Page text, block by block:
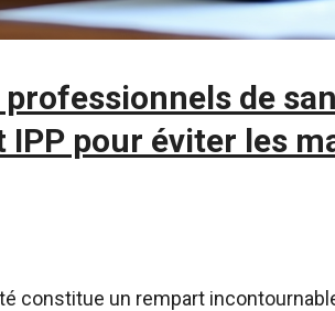
de
IPP pour éviter les
constitue un rempart